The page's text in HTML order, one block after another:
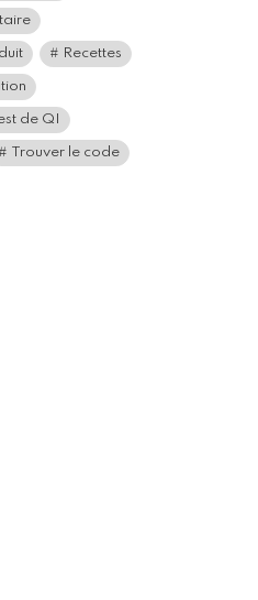
Recettes
de QI
Trouver le code